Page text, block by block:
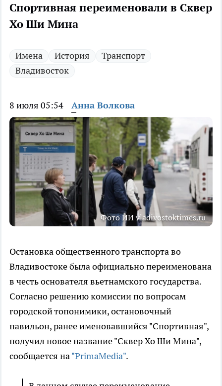
Спортивная переименовали в Сквер
Хо Ши Мина
Имена История
Транспорт
Владивосток
8 июля 05:54 Анна Волкова
Фото ИИ vladivostoktimes.ru
Остановка общественного транспорта во
Владивостоке была официально переименована
в честь основателя вьетнамского государства.
Согласно решению комиссии по вопросам
городской топонимики, остановочный
павильон, ранее именовавшийся "Спортивная",
получил новое название "Сквер Хо Ши Мина",
сообщается на"PrimaMedia".